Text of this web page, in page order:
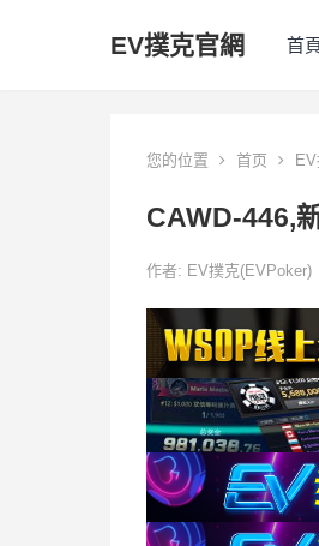
EV撲克官網 首
您的位置 首页
CAWD-446,
作者: EV撲克(EVPoker)